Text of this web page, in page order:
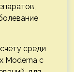
среди
Moderna с